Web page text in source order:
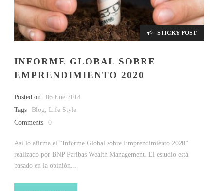
STICKY POST
INFORME GLOBAL SOBRE
EMPRENDIMIENTO 2020
Posted on
06 Ene 2014
Tags
Blog
Life Style
Comments
0
Así lo afirma el “Informe Global sobre Emprendimiento 2020”
realizado por BNP Paribas Wealth Management. El estudio está
basado en la opinión...